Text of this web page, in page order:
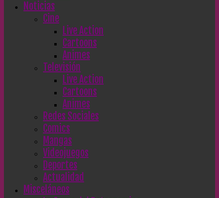
Noticias
Cine
Live Action
Cartoons
Animes
Televisión
Live Action
Cartoons
Animes
Redes Sociales
Comics
Mangas
Videojuegos
Deportes
Actualidad
Misceláneos